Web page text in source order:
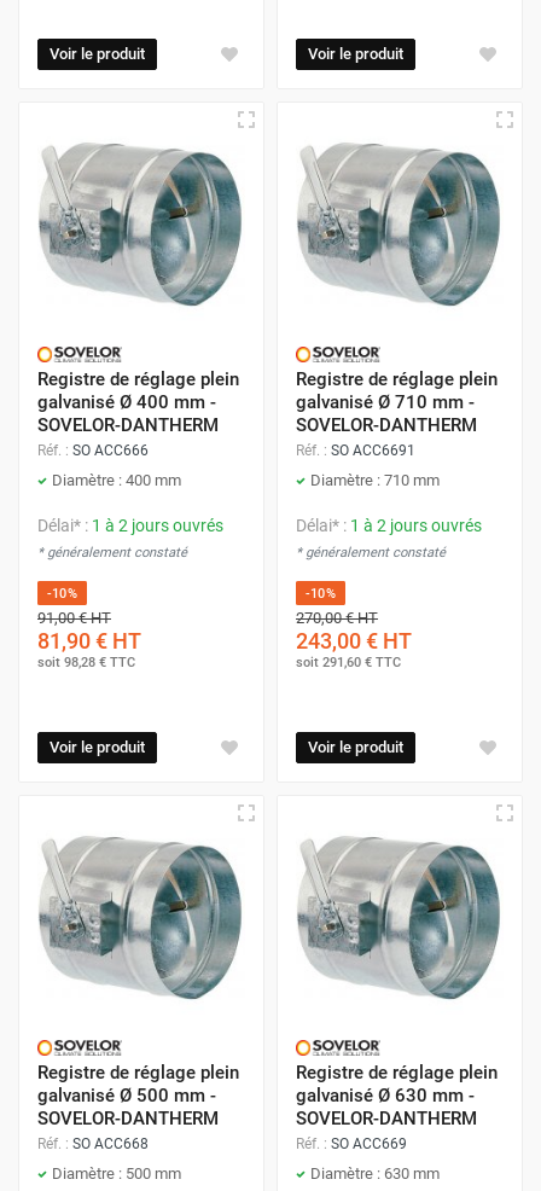
Voir le produit Voir le produit
Registre de réglage plein
galvanisé Ø 400 mm -
SOVELOR-DANTHERM
Réf. : SO ACC666
Diamètre : 400 mm
Délai* : 1 à 2 jours ouvrés
* généralement constaté
-10%
91,00 €HT
81,90 € HT
soit 98,28 € TTC
Voir le produit
Registre de réglage plein
galvanisé Ø 710 mm -
SOVELOR-DANTHERM
Réf. : SO ACC6691
Diamètre : 710 mm
Délai* : 1 à 2 jours ouvrés
* généralement constaté
-10%
270,00 €HT
243,00 € HT
soit 291,60 € TTC
Voir le produit
Registre de réglage plein
galvanisé Ø 500 mm -
SOVELOR-DANTHERM
Réf. : SO ACC668
Diamètre : 500 mm
Registre de réglage plein
galvanisé Ø 630 mm -
SOVELOR-DANTHERM
Réf. : SO ACC669
Diamètre : 630 mm